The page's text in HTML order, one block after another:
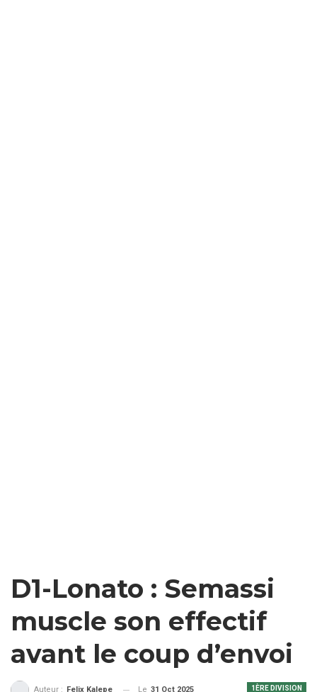
D1-Lonato : Semassi
muscle son effectif
avant le coup d’envoi
1ÈRE DIVISION
Auteur : Felix Kalepe Le 31 Oct 2025